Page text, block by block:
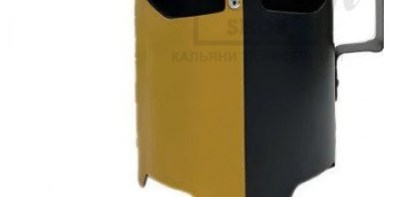
Ваша корзина пуста!